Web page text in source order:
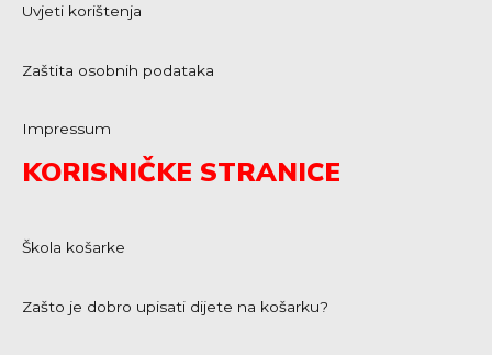
Uvjeti korištenja
Zaštita osobnih podataka
Impressum
KORISNIČKE STRANICE
Škola košarke
Zašto je dobro upisati dijete na košarku?